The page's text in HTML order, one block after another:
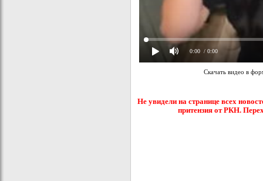
0:00 / 0:00
Скачать видео в
Не увидели на странице всех
притензия от РКН.